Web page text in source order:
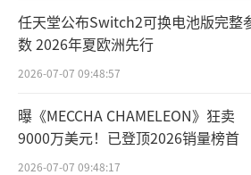
级赛前1-50名玩家，能够获
励、最高雷霆级衣服（按职
锭、588灵符等奖励，丰厚奖
我。
【新手成长指南新区邀
任天堂公布Switch2可换电池版完整
数 2026年夏欧洲先行
2026-07-07 09:48:57
曝《MECCHA CHAMELEON》狂卖
9000万美元！已登顶2026销量榜首
2026-07-07 09:48:17